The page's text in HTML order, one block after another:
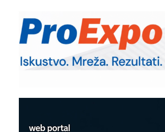
– Pametna signalizacija za efikasnije
upravljanje mašinama
Sigurnije ispitivanje transformatora u
solarnim elektranama i vetroparkovima
COMBYPACK
ROSA i SCHUNK podižu proizvodnju
Detekcija različitih oblika